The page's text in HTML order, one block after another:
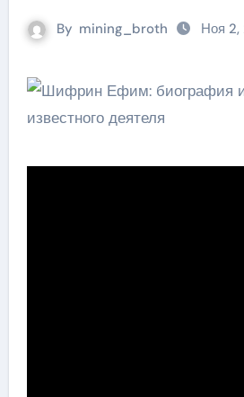
By mining_broth Ноя